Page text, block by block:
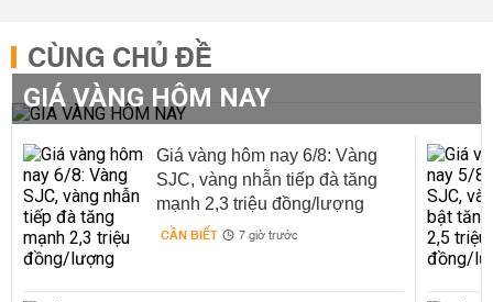
CÙNG CHỦ ĐỀ
GIÁ VÀNG HÔM NAY
Giá vàng hôm nay 6/8: Vàng
SJC, vàng nhẫn tiếp đà tăng
mạnh 2,3 triệu đồng/lượng
CẦN BIẾT 7 giờ trước